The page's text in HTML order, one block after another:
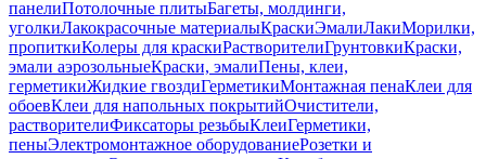
панелиПотолочные плитыБагеты, молдинги,
уголкиЛакокрасочные материалыКраскиЭмалиЛакиМорилки,
пропиткиКолеры для краскиРастворителиГрунтовкиКраски,
эмали аэрозольныеКраски, эмалиПены, клеи,
герметикиЖидкие гвоздиГерметикиМонтажная пенаКлеи для
обоевКлеи для напольных покрытийОчистители,
растворителиФиксаторы резьбыКлеиГерметики,
пеныЭлектромонтажное оборудованиеРозетки и